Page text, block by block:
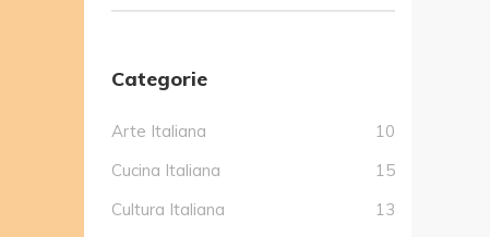
Categorie
Arte Italiana
10
Cucina Italiana
15
Cultura Italiana
13